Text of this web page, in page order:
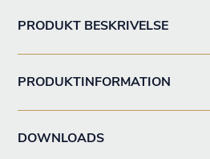
PRODUKT BESKRIVELSE
PRODUKTINFORMATION
DOWNLOADS